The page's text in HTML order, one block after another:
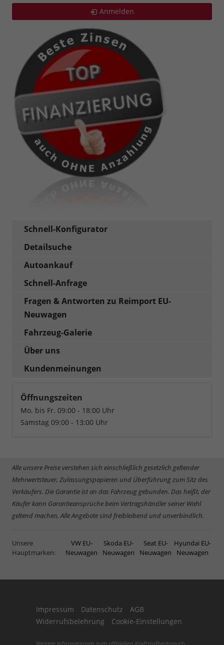
Anmelden
Schnell-Konfigurator
Detailsuche
Autoankauf
Schnell-Anfrage
Fragen & Antworten zu Reimport EU-
Neuwagen
Fahrzeug-Galerie
Über uns
Kundenmeinungen
Öffnungszeiten
Mo. bis Fr. 09:00 - 18:00 Uhr
Samstag 09:00 - 13:00 Uhr
Alle unsere Preise verstehen sich einschließlich gesetzlich geltender
Mehrwertsteuer, Zulassungspapieren und Überführung zum Sitz des
Verkäufers. Die Garantie ist an das Fahrzeug gebunden. Das heißt, der
Käufer kann Garantieansprüche beim Vertragshändler seiner Wahl
geltend machen. Alle Angebote sind freibleibend und unverbindlich.
Unsere
Hauptmarken:
VW EU-
Neuwagen
Skoda EU-
Neuwagen
Seat EU-
Neuwagen
Hyundai EU-
Neuwagen
Impressum Datenschutz
AGB
Widerrufsbelehrung
Cookie-Einstellungen
Weitere Informationen zum offiziellen Kraftstoffverbrauch